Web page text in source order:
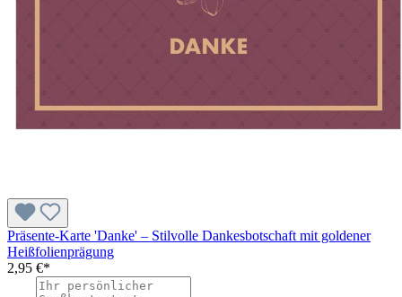
Präsente-Karte 'Danke' – Stilvolle Dankesbotschaft mit goldener
Heißfolienprägung
2,95 €*